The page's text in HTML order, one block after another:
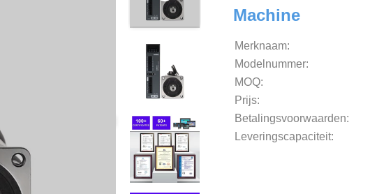
Machine
Merknaam:
Modelnummer:
MOQ:
Prijs:
Betalingsvoorwaarden:
Leveringscapaciteit: